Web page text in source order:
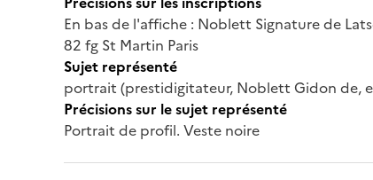
En bas de l'affiche : Noblett Signature de
82 fg St Martin Paris
Sujet représenté
portrait (prestidigitateur, Noblett Gidon de,
Précisions sur le sujet représenté
Portrait de profil. Veste noire